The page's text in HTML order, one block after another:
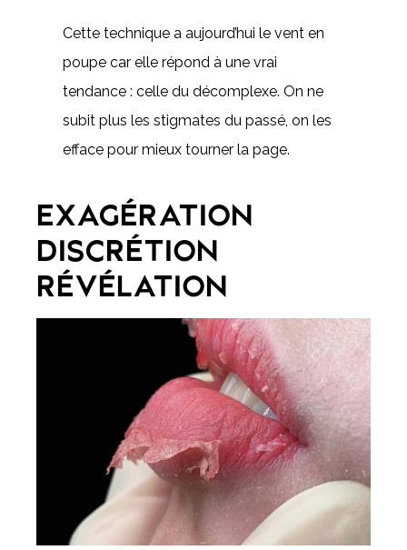
Cette technique a aujourd’hui le vent en
poupe car elle répond à une vrai
tendance : celle du décomplexe. On ne
subit plus les stigmates du passé, on les
efface pour mieux tourner la page.
EXAGÉRATION
DISCRÉTION
RÉVÉLATION